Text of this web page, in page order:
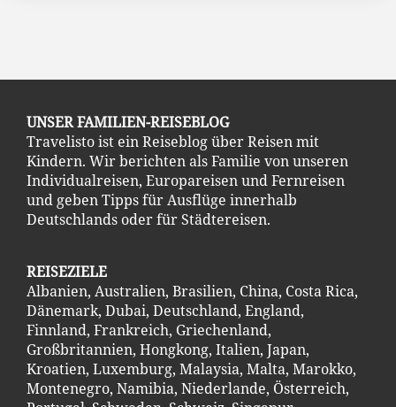
UNSER FAMILIEN-REISEBLOG
Travelisto ist ein Reiseblog über Reisen mit
Kindern. Wir berichten als Familie von unseren
Individualreisen, Europareisen und Fernreisen
und geben Tipps für Ausflüge innerhalb
Deutschlands oder für Städtereisen.
REISEZIELE
Albanien, Australien, Brasilien, China, Costa Rica,
Dänemark, Dubai, Deutschland, England,
Finnland, Frankreich, Griechenland,
Großbritannien, Hongkong, Italien, Japan,
Kroatien, Luxemburg, Malaysia, Malta, Marokko,
Montenegro, Namibia, Niederlande, Österreich,